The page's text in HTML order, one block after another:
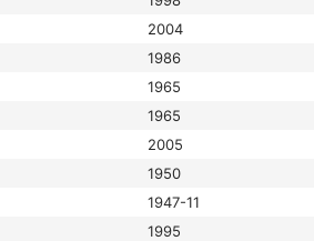
2004
1986
1965
1965
2005
1950
1947-11
1995